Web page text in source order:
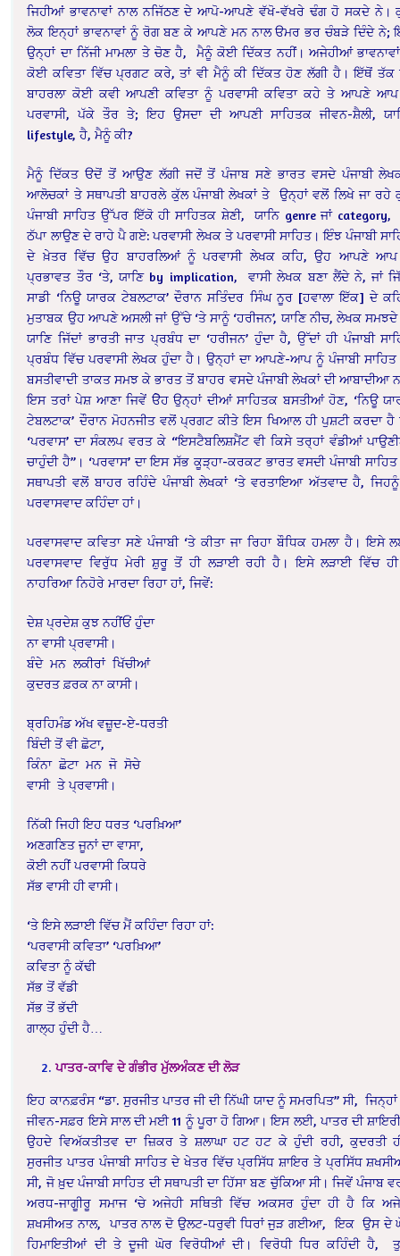
ਜਿਹੀਆਂ ਭਾਵਨਾਵਾਂ ਨਾਲ ਨਜਿੱਠਣ ਦੇ ਆਪੋ-ਆਪਣੇ ਵੱਖੋ-ਵੱਖਰੇ ਢੰਗ ਹੋ ਸਕਦੇ ਨੇ।
ਲੋਕ ਇਨ੍ਹਾਂ ਭਾਵਨਾਵਾਂ ਨੂੰ ਰੋਗ ਬਣ ਕੇ ਆਪਣੇ ਮਨ ਨਾਲ ੳਮਰ ਭਰ ਚੰਬੜੇ ਦਿੰਦੇ ਨੇ;
ਉਨ੍ਹਾਂ ਦਾ ਨਿੱਜੀ ਮਾਮਲਾ ਤੇ ਚੋਣ ਹੈ, ਮੈਨੂੰ ਕੋਈ ਦਿੱਕਤ ਨਹੀਂ। ਅਜੇਹੀਆਂ
ਕੋਈ ਕਵਿਤਾ ਵਿੱਚ ਪ੍ਰਗਟ ਕਰੇ, ਤਾਂ ਵੀ ਮੈਨੂੰ ਕੀ ਦਿੱਕਤ ਹੋਣ ਲੱਗੀ ਹੈ। ਇੱਥੋਂ ਤੱਕ
ਬਾਹਰਲਾ ਕੋਈ ਕਵੀ ਆਪਣੀ ਕਵਿਤਾ ਨੂੰ ਪਰਵਾਸੀ ਕਵਿਤਾ ਕਹੇ ਤੇ ਆਪਣੇ
ਪਰਵਾਸੀ, ਪੱਕੇ ਤੌਰ ਤੇ; ਇਹ ਉਸਦਾ ਦੀ ਆਪਣੀ ਸਾਹਿਤਕ ਜੀਵਨ-ਸ਼ੈਲੀ,
lifestyle, ਹੈ, ਮੈਨੂੰ ਕੀ?
ਮੈਨੂੰ ਦਿੱਕਤ ੳਦੋਂ ਤੋਂ ਆਉਣ ਲੱਗੀ ਜਦੋਂ ਤੋਂ ਪੰਜਾਬ ਸਣੇ ਭਾਰਤ ਵਸਦੇ ਪੰਜਾਬੀ
ਆਲੋਚਕਾਂ ਤੇ ਸਥਾਪਤੀ ਬਾਹਰਲੇ ਕੁੱਲ ਪੰਜਾਬੀ ਲੇਖਕਾਂ ਤੇ ਉਨ੍ਹਾਂ ਵਲੋਂ ਲਿਖੇ ਜਾ ਰਹੇ
ਪੰਜਾਬੀ ਸਾਹਿਤ ਉੱਪਰ ਇੱਕੋ ਹੀ ਸਾਹਿਤਕ ਸ਼ੇਣੀ, ਯਾਨਿ genre ਜਾਂ category,
ਠੱਪਾ ਲਾਉਣ ਦੇ ਰਾਹੇ ਪੈ ਗਏ: ਪਰਵਾਸੀ ਲੇਖਕ ਤੇ ਪਰਵਾਸੀ ਸਾਹਿਤ। ਇੰਝ ਪੰਜਾਬੀ
ਦੇ ਖ਼ੇਤਰ ਵਿੱਚ ਉਹ ਬਾਹਰਲਿਆਂ ਨੂੰ ਪਰਵਾਸੀ ਲੇਖਕ ਕਹਿ, ਉਹ ਆਪਣੇ
ਪ੍ਰਭਾਵਤ ਤੌਰ ‘ਤੇ, ਯਾਣਿ by implication, ਵਾਸੀ ਲੇਖਕ ਬਣਾ ਲੈਂਦੇ ਨੇ, ਜਾਂ
ਸਾਡੀ ‘ਨਿਊ ਯਾਰਕ ਟੇਬਲਟਾਕ’ ਦੌਰਾਨ ਸਤਿੰਦਰ ਸਿੰਘ ਨੂਰ [ਹਵਾਲਾ ਇੱਕ] ਦੇ
ਮੁਤਾਬਕ ਉਹ ਆਪਣੇ ਅਸਲੀ ਜਾਂ ਉੱਚੇ ‘ਤੇ ਸਾਨੂੰ ‘ਹਰੀਜਨ’, ਯਾਣਿ ਨੀਚ, ਲੇਖਕ
ਯਾਣਿ ਜਿੱਦਾਂ ਭਾਰਤੀ ਜਾਤ ਪ੍ਰਬੰਧ ਦਾ ‘ਹਰੀਜਨ’ ਹੁੰਦਾ ਹੈ, ਉੱਦਾਂ ਹੀ ਪੰਜਾਬੀ
ਪ੍ਰਬੰਧ ਵਿੱਚ ਪਰਵਾਸੀ ਲੇਖਕ ਹੁੰਦਾ ਹੈ। ਉਨ੍ਹਾਂ ਦਾ ਆਪਣੇ-ਆਪ ਨੂੰ ਪੰਜਾਬੀ ਸਾਹਿਤ
ਬਸਤੀਵਾਦੀ ਤਾਕਤ ਸਮਝ ਕੇ ਭਾਰਤ ਤੋਂ ਬਾਹਰ ਵਸਦੇ ਪੰਜਾਬੀ ਲੇਖਕਾਂ ਦੀ ਆਬਾਦੀਆ
ਇਸ ਤਰਾਂ ਪੇਸ਼ ਆਣਾ ਜਿਵੇਂ ੳੇਹ ਉਨ੍ਹਾਂ ਦੀਆਂ ਸਾਹਿਤਕ ਬਸਤੀਆਂ ਹੋਣ, ‘ਨਿਊ
ਟੇਬਲਟਾਕ’ ਦੌਰਾਨ ਮੋਹਨਜੀਤ ਵਲੋਂ ਪ੍ਰਗਟ ਕੀਤੇ ਇਸ ਖਿਆਲ ਹੀ ਪੁਸ਼ਟੀ ਕਰਦਾ ਹੈ
‘ਪਰਵਾਸ’ ਦਾ ਸੰਕਲਪ ਵਰਤ ਕੇ “ਇਸਟੈਬਲਿਸ਼ਮੈਂਟ ਵੀ ਕਿਸੇ ਤਰ੍ਹਾਂ ਵੰਡੀਆਂ
ਚਾਹੁੰਦੀ ਹੈ”। ‘ਪਰਵਾਸ’ ਦਾ ਇਸ ਸੱਭ ਕੂੜ੍ਹਾ-ਕਰਕਟਭਾਰਤ ਵਸਦੀ ਪੰਜਾਬੀ ਸਾਹਿਤ
ਸਥਾਪਤੀ ਵਲੋਂ ਬਾਹਰ ਰਹਿੰਦੇ ਪੰਜਾਬੀ ਲੇਖਕਾਂ ‘ਤੇ ਵਰਤਾਇਆ ਅੱਤਵਾਦ ਹੈ,
ਪਰਵਾਸਵਾਦ ਕਹਿੰਦਾ ਹਾਂ।
ਪਰਵਾਸਵਾਦ ਕਵਿਤਾ ਸਣੇ ਪੰਜਾਬੀ ‘ਤੇ ਕੀਤਾ ਜਾ ਰਿਹਾ ਬੌਧਿਕ ਹਮਲਾ ਹੈ। ਇਸੇ
ਪਰਵਾਸਵਾਦ ਵਿਰੁੱਧ ਮੇਰੀ ਸ਼ੁਰੂ ਤੋਂ ਹੀ ਲੜਾਈ ਰਹੀ ਹੈ। ਇਸੇ ਲੜਾਈ ਵਿੱਚ
ਨਾਹਰਿਆ ਨਿਹੋਰੇ ਮਾਰਦਾ ਰਿਹਾ ਹਾਂ, ਜਿਵੇਂ:
ਦੇਸ਼ ਪ੍ਰਦੇਸ਼ ਕੁਝ ਨਹੀਂਓਂ ਹੁੰਦਾ
ਨਾ ਵਾਸੀ ਪ੍ਰਵਾਸੀ।
ਬੰਦੇ ਮਨ ਲਕੀਰਾਂ ਖਿੱਚੀਆਂ
ਕੁਦਰਤ ਫ਼ਰਕ ਨਾ ਕਾਸੀ।
ਬ੍ਰਹਿਮੰਡ ਅੱਖ ਵਜ਼ੂਦ-ਏ-ਧਰਤੀ
ਬਿੰਦੀ ਤੋਂ ਵੀ ਛੋਟਾ,
ਕਿੰਨਾ ਛੋਟਾ ਮਨ ਜੋ ਸੋਚੇ
ਵਾਸੀ ਤੇ ਪ੍ਰਵਾਸੀ।
ਨਿੱਕੀ ਜਿਹੀ ਇਹ ਧਰਤ ‘ਪਰਖ਼ਿਆ’
ਅਣਗਣਿਤ ਜੂਨਾਂ ਦਾ ਵਾਸਾ,
ਕੋਈ ਨਹੀਂ ਪਰਵਾਸੀ ਕਿਧਰੇ
ਸੱਭ ਵਾਸੀ ਹੀ ਵਾਸੀ।
‘ਤੇ ਇਸੇ ਲੜਾਈ ਵਿੱਚ ਮੈਂ ਕਹਿੰਦਾ ਰਿਹਾ ਹਾਂ:
‘ਪਰਵਾਸੀ ਕਵਿਤਾ’ ‘ਪਰਖ਼ਿਆ’
ਕਵਿਤਾ ਨੂੰ ਕੱਢੀ
ਸੱਭ ਤੋਂ ਵੱਡੀ
ਸੱਭ ਤੋਂ ਭੱਦੀ
ਗਾਲ੍ਹ ਹੁੰਦੀ ਹੈ…
ਪਾਤਰ-ਕਾਵਿ ਦੇ ਗੰਭੀਰ ਮੁੱਲਅੰਕਣ ਦੀ ਲੋੜ
ਇਹ ਕਾਨਫ਼ਰੰਸ “ਡਾ. ਸੁਰਜੀਤ ਪਾਤਰ ਜੀ ਦੀ ਨਿੱਘੀ ਯਾਦ ਨੂੰ ਸਮਰਪਿਤ” ਸੀ, ਜਿਨ੍ਹਾਂ
ਜੀਵਨ-ਸਫ਼ਰ ਇਸੇ ਸਾਲ ਦੀ ਮਈ 11 ਨੂੰ ਪੂਰਾ ਹੋ ਗਿਆ। ਇਸ ਲਈ, ਪਾਤਰ ਦੀ
ਉਹਦੇ ਵਿਅੱਕਤੀਤਵ ਦਾ ਜ਼ਿਕਰ ਤੇ ਸ਼ਲਾਘਾ ਹਟ ਹਟ ਕੇ ਹੁੰਦੀ ਰਹੀ, ਕੁਦਰਤੀ
ਸੁਰਜੀਤ ਪਾਤਰ ਪੰਜਾਬੀ ਸਾਹਿਤ ਦੇ ਖੇਤਰ ਵਿੱਚ ਪ੍ਰਸਿੱਧ ਸ਼ਾਇਰ ਤੇ ਪ੍ਰਸਿੱਧ
ਸੀ, ਜੋ ਖ਼ੁਦ ਪੰਜਾਬੀ ਸਾਹਿਤ ਦੀ ਸਥਾਪਤੀ ਦਾ ਹਿੱਸਾ ਬਣ ਚੁੱਕਿਆ ਸੀ। ਜਿਵੇਂ ਪੰਜਾਬ
ਅਰਧ-ਜਾਗੂੀਰੂ ਸਮਾਜ ‘ਚੇ ਅਜੇਹੀ ਸਥਿਤੀ ਵਿੱਚ ਅਕਸਰ ਹੁੰਦਾ ਹੀ ਹੈ ਕਿ
ਸ਼ਖਸੀਅਤ ਨਾਲ, ਪਾਤਰ ਨਾਲ ਦੋ ਉਲਟ-ਧਰੁਵੀ ਧਿਰਾਂ ਜੁੜ ਗਈਆ, ਇਕ ਉਸ ਦੇ
ਹਿਮਾਇਤੀਆਂ ਦੀ ਤੇ ਦੂਜੀ ਘੋਰ ਵਿਰੋਧੀਆਂ ਦੀ। ਵਿਰੋਧੀ ਧਿਰ ਕਹਿੰਦੀ ਹੈ,